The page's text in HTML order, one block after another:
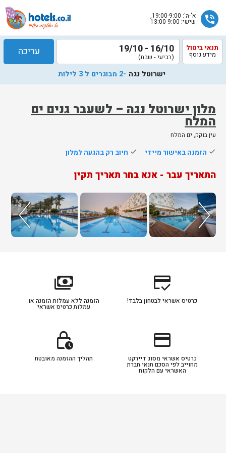
phone_in_talk א'-ה': 19:00-9:00,
שישי: 13:00-9:00
מלון ישרוטל נגה – לשעבר גנים ים
המלח
עין בוקק, ים המלח
תנאי ביטול
מידע נוסף 16/10 - 19/10
(רביעי - שבת) עריכה
ישרוטל נגה -2 מבוגרים ל 3 לילות
done הזמנה באישור מיידי done חיוב רק בהגעה למלון
התאריך עבר - אנא בחר תאריך תקין
שלח
נציג
יחזור
אליך
בשעות
הפעילות
credit_score
כרטיס אשראי לבטחון בלבד!
payments
הזמנה ללא עמלות הזמנה או
עמלות כרטיס אשראי
credit_card
כרטיס אשראי מסוג דיירקט
מחוייב לפי הסכם תנאי חברת
האשראי עם הלקוח
lock_clock
תהליך ההזמנה מאובטח